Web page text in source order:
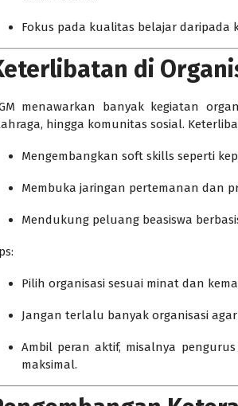
Fokus pada kualitas belajar daripada
di
menawarkan banyak kegiatan
hingga komunitas sosial.
Mengembangkan soft skills seperti
Membuka jaringan pertemanan dan
Mendukung peluang beasiswa
Pilih organisasi sesuai minat dan
Jangan terlalu banyak organisasi
Ambil peran aktif, misalnya
maksimal.